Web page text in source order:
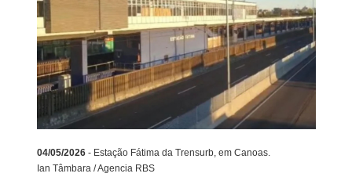
04/05/2026 - Estação Fátima da Trensurb, em Canoas.
Ian Tâmbara / Agencia RBS